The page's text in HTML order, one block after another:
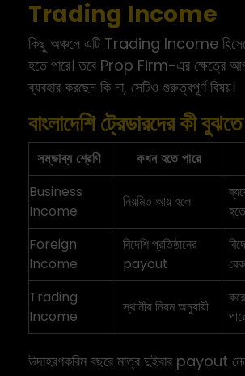
Trading Income
কিছু অঞ্চলে এটি Trading Income
হতে পারে। তবে Prop Firm-এর ক্ষেত্রে
ব্যবহার করছেন কি না, সেটিও গুরুত্বপূর্ণ বিষয়।
বাংলাদেশি ট্রেডারদের কী
সম্ভাব্য শ্রেণি কখন হতে পারে
Business
Income
নিয়মিত আয় হলে
Foreign
Income
বিদেশি প্রতিষ্ঠানের
payout
Trading
Income
স্থানীয় নিয়ম অনুযায়ী
উদাহরণকরিম বছরে মাত্র দুইবার payout